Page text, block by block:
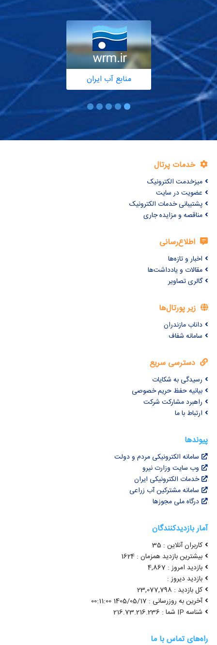
منابع آب ایران
خدمات پرتال
میزخدمت الکترونیک
عضویت در سایت
پشتیبانی خدمات الکترونیک
مناقصه و مزایده جاری
اطلاع‌رسانی
اخبار و تازه‌ها
مقالات و یادداشت‌ها
گالری تصاویر
زیر پورتال‌ها
داناب مازندران
سامانه شفاف
دسترسی سریع
رسیدگی به شکایات
بیانیه حفظ حریم خصوصی
راهبرد مشارکت شرکت
ارتباط با ما
پیوندها
سامانه الکترونیکی مردم و دولت
وب سایت وزارت نیرو
خدمات الکترونیکی ایران
سامانه مشترکین آب زراعی
درگاه ملی مجوزها
آمار بازدیدکنندگان
کاربران آنلاین : 35
بیشترین بازدید همزمان : 1624
بازدید امروز : 4,867
بازدید دیروز :
کل بازدید : 23,077,798
آخرین به روزرسانی : 1405/05/17 00:11:00
شناسه IP شما : 216.73.216.236
راه‌های تماس با ما